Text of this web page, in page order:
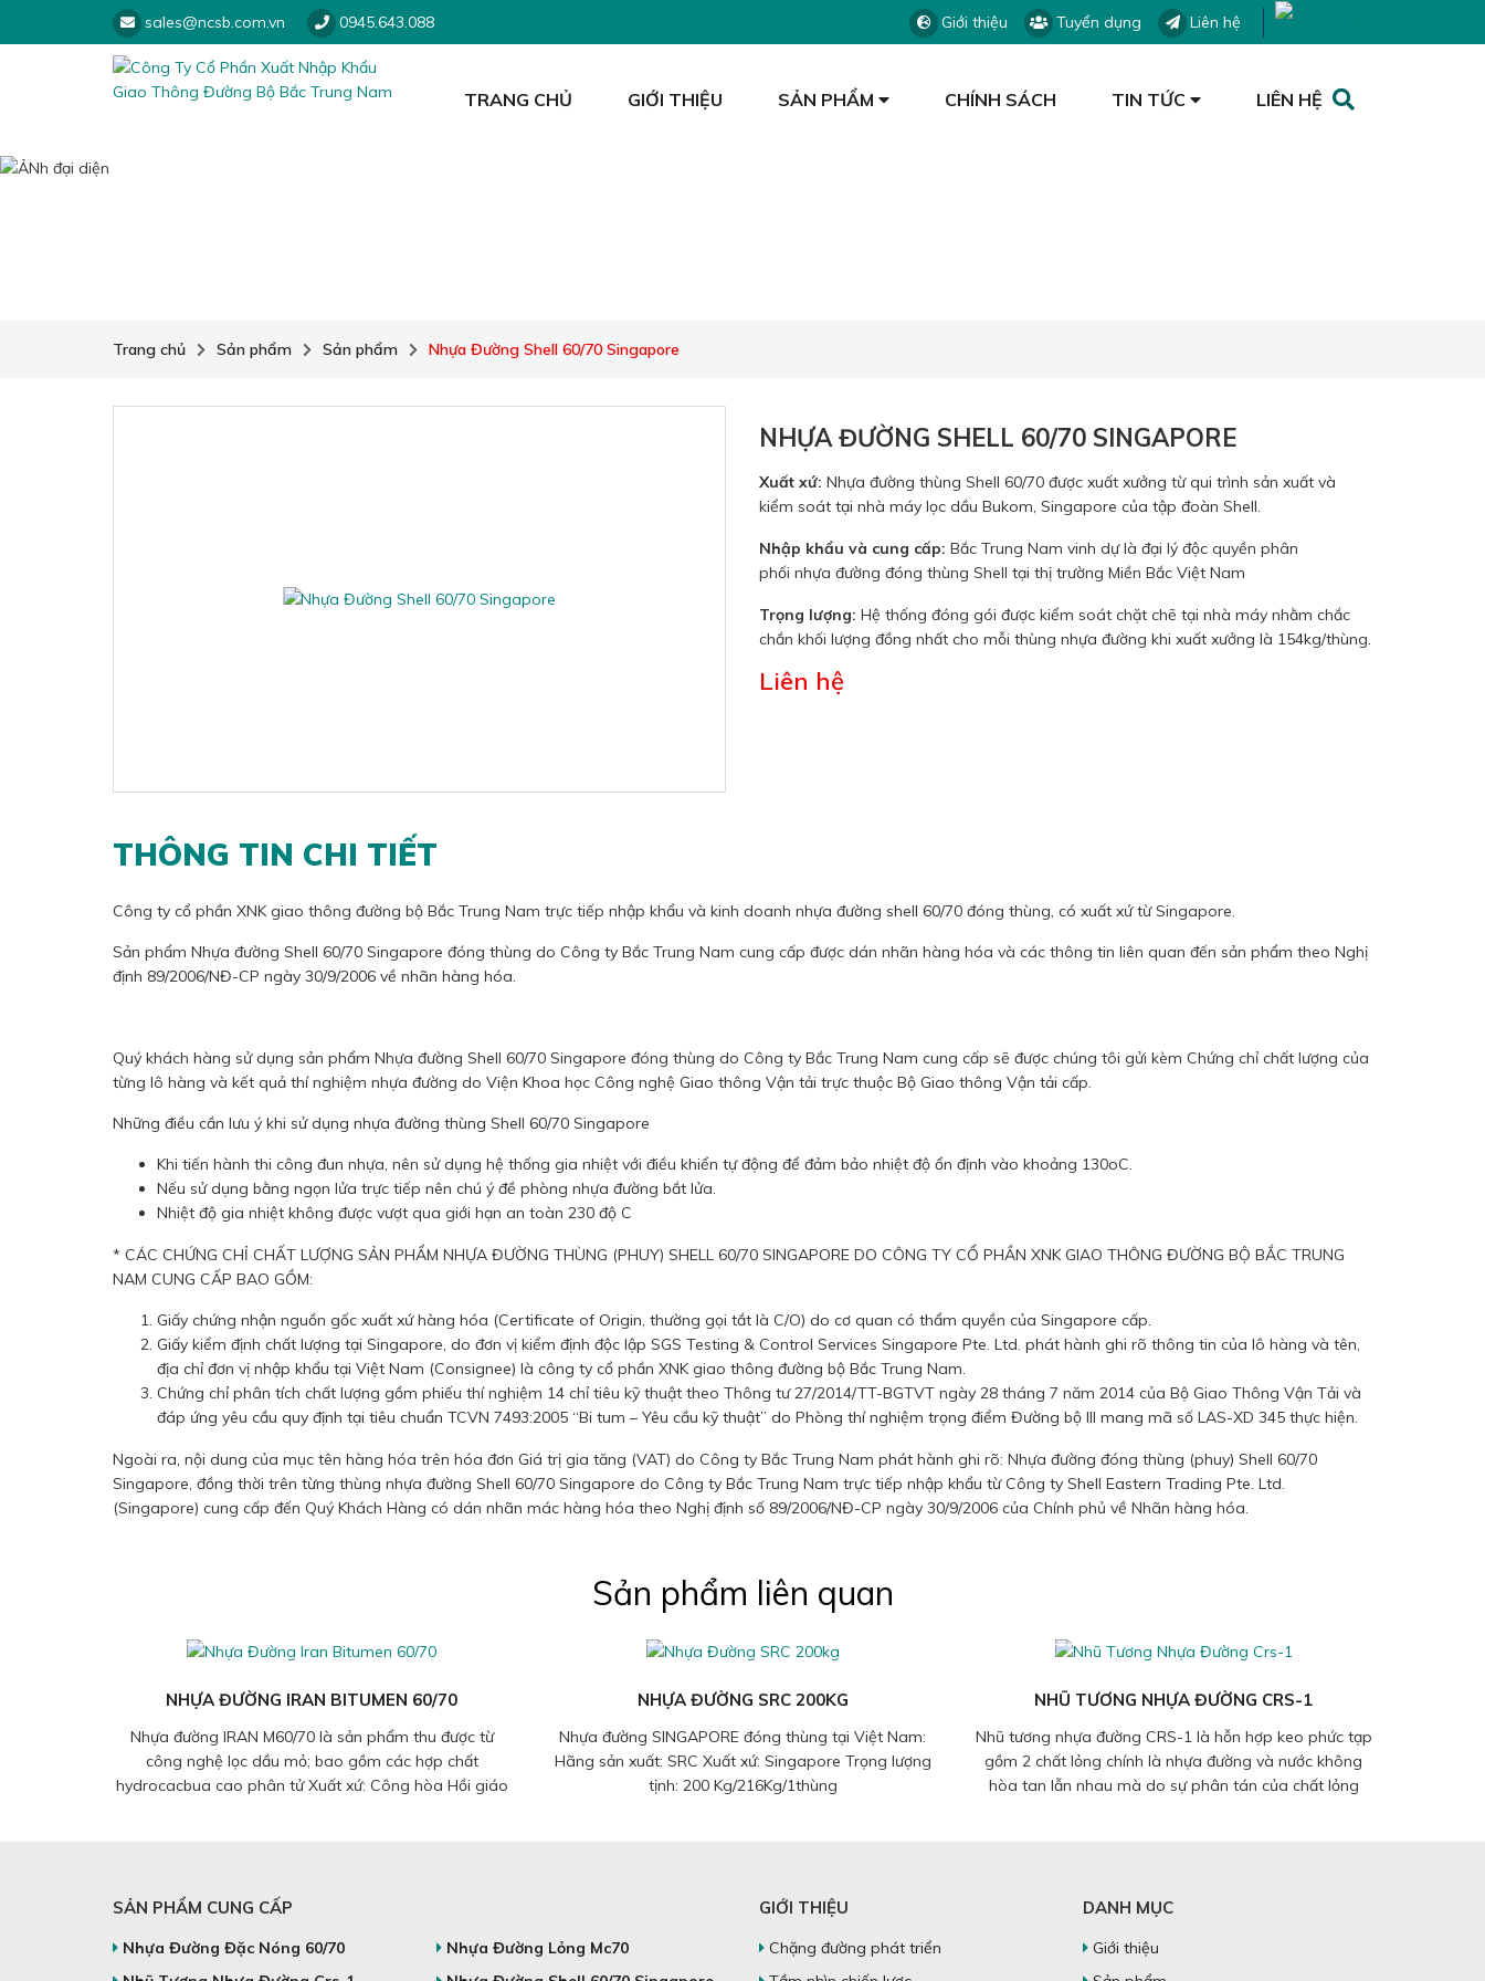
sales@ncsb.com.vn 0945.643.088 Giới thiệu Tuyển dụng Liên hệ
TRANG CHỦ GIỚI THIỆU SẢN PHẨM CHÍNH SÁCH TIN TỨC LIÊN HỆ
Trang chủ Sản phẩm Sản phẩm Nhựa Đường Shell 60/70 Singapore
NHỰA ĐƯỜNG SHELL 60/70 SINGAPORE
Xuất xứ: Nhựa đường thùng Shell 60/70 được xuất xưởng từ qui trình sản xuất và
kiểm soát tại nhà máy lọc dầu Bukom, Singapore của tập đoàn Shell.
Nhập khẩu và cung cấp: Bắc Trung Nam vinh dự là đại lý độc quyền phân
phối nhựa đường đóng thùng Shell tại thị trường Miền Bắc Việt Nam
Trọng lượng: Hệ thống đóng gói được kiểm soát chặt chẽ tại nhà máy nhằm chắc
chắn khối lượng đồng nhất cho mỗi thùng nhựa đường khi xuất xưởng là 154kg/thùng.
Liên hệ
THÔNG TIN CHI TIẾT
Công ty cổ phần XNK giao thông đường bộ Bắc Trung Nam trực tiếp nhập khẩu và kinh doanh nhựa đường shell 60/70 đóng thùng, có xuất xứ từ Singapore.
Sản phẩm Nhựa đường Shell 60/70 Singapore đóng thùng do Công ty Bắc Trung Nam cung cấp được dán nhãn hàng hóa và các thông tin liên quan đến sản phẩm theo Nghị
định 89/2006/NĐ-CP ngày 30/9/2006 về nhãn hàng hóa.
Quý khách hàng sử dụng sản phẩm Nhựa đường Shell 60/70 Singapore đóng thùng do Công ty Bắc Trung Nam cung cấp sẽ được chúng tôi gửi kèm Chứng chỉ chất lượng của
từng lô hàng và kết quả thí nghiệm nhựa đường do Viện Khoa học Công nghệ Giao thông Vận tải trực thuộc Bộ Giao thông Vận tải cấp.
Những điều cần lưu ý khi sử dụng nhựa đường thùng Shell 60/70 Singapore
Khi tiến hành thi công đun nhựa, nên sử dụng hệ thống gia nhiệt với điều khiển tự động để đảm bảo nhiệt độ ổn định vào khoảng 130oC.
Nếu sử dụng bằng ngọn lửa trực tiếp nên chú ý đề phòng nhựa đường bắt lửa.
Nhiệt độ gia nhiệt không được vượt qua giới hạn an toàn 230 độ C
* CÁC CHỨNG CHỈ CHẤT LƯỢNG SẢN PHẨM NHỰA ĐƯỜNG THÙNG (PHUY) SHELL 60/70 SINGAPORE DO CÔNG TY CỔ PHẦN XNK GIAO THÔNG ĐƯỜNG BỘ BẮC TRUNG
NAM CUNG CẤP BAO GỒM:
Giấy chứng nhận nguồn gốc xuất xứ hàng hóa (Certificate of Origin, thường gọi tắt là C/O) do cơ quan có thẩm quyền của Singapore cấp.
Giấy kiểm định chất lượng tại Singapore, do đơn vị kiểm định độc lập SGS Testing & Control Services Singapore Pte. Ltd. phát hành ghi rõ thông tin của lô hàng và tên,
địa chỉ đơn vị nhập khẩu tại Việt Nam (Consignee) là công ty cổ phần XNK giao thông đường bộ Bắc Trung Nam.
Chứng chỉ phân tích chất lượng gồm phiếu thí nghiệm 14 chỉ tiêu kỹ thuật theo Thông tư 27/2014/TT-BGTVT ngày 28 tháng 7 năm 2014 của Bộ Giao Thông Vận Tải và
đáp ứng yêu cầu quy định tại tiêu chuẩn TCVN 7493:2005 “Bi tum – Yêu cầu kỹ thuật” do Phòng thí nghiệm trọng điểm Đường bộ III mang mã số LAS-XD 345 thực hiện.
Ngoài ra, nội dung của mục tên hàng hóa trên hóa đơn Giá trị gia tăng (VAT) do Công ty Bắc Trung Nam phát hành ghi rõ: Nhựa đường đóng thùng (phuy) Shell 60/70
Singapore, đồng thời trên từng thùng nhựa đường Shell 60/70 Singapore do Công ty Bắc Trung Nam trực tiếp nhập khẩu từ Công ty Shell Eastern Trading Pte. Ltd.
(Singapore) cung cấp đến Quý Khách Hàng có dán nhãn mác hàng hóa theo Nghị định số 89/2006/NĐ-CP ngày 30/9/2006 của Chính phủ về Nhãn hàng hóa.
Sản phẩm liên quan
NHỰA ĐƯỜNG IRAN BITUMEN 60/70
Nhựa đường IRAN M60/70 là sản phẩm thu được từ
công nghệ lọc dầu mỏ; bao gồm các hợp chất
hydrocacbua cao phân tử Xuất xứ: Công hòa Hồi giáo
NHỰA ĐƯỜNG SRC 200KG
Nhựa đường SINGAPORE đóng thùng tại Việt Nam:
Hãng sản xuất: SRC Xuất xứ: Singapore Trọng lượng
tịnh: 200 Kg/216Kg/1thùng
NHŨ TƯƠNG NHỰA ĐƯỜNG CRS-1
Nhũ tương nhựa đường CRS-1 là hỗn hợp keo phức tạp
gồm 2 chất lỏng chính là nhựa đường và nước không
hòa tan lẫn nhau mà do sự phân tán của chất lỏng
SẢN PHẨM CUNG CẤP
Nhựa Đường Đặc Nóng 60/70
Nhựa Đường Lỏng Mc70
GIỚI THIỆU
Chặng đường phát triển
DANH MỤC
Giới thiệu